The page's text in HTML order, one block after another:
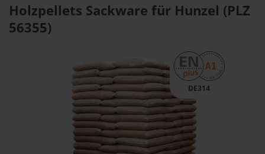
Holzpellets Sackware für Hunzel (PLZ
56355)
DE314